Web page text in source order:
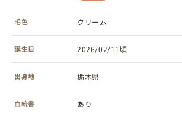
毛色 クリーム
誕生日 2026/02/11頃
出身地 栃木県
血統書 あり